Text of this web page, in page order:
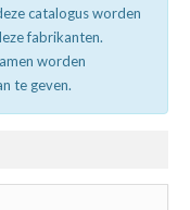
catalogus worden
fabrikanten.
worden
te geven.